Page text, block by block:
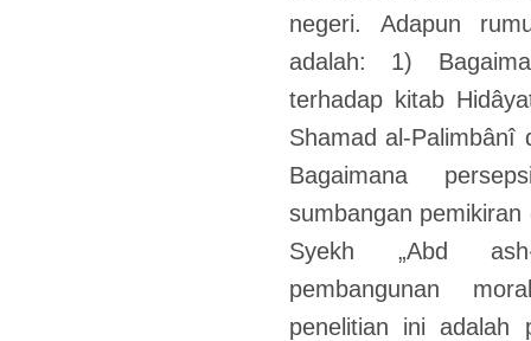
negeri. Adapun
adalah: 1)
terhadap kitab
Shamad al-Palimbânî
Bagaimana
sumbangan
Syekh „Abd
pembangunan
penelitian ini adalah